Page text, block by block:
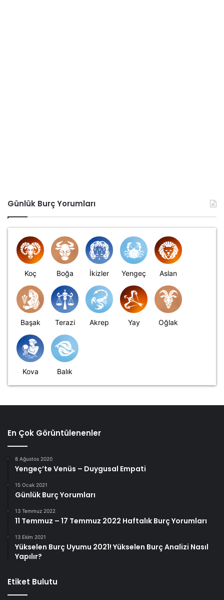
Günlük Burç Yorumları
Koç Boğa İkizler Yengeç Aslan
Başak Terazi Akrep Yay Oğlak
Kova Balık
En Çok Görüntülenenler
8 Ağustos 2020
Yengeç’te Venüs – Duygusal Empati
15 Ocak 2021
Günlük Burç Yorumları
13 Temmuz 2022
11 Temmuz – 17 Temmuz 2022 Haftalık Burç Yorumları
13 Ekim 2021
Yükselen Burç Uyumu 2021! Yükselen Burç Analizi Nasıl
Yapılır?
Etiket Bulutu